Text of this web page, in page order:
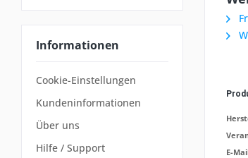
Informationen
Cookie-Einstellungen
Kundeninformationen
Über uns
Hilfe / Support
E-